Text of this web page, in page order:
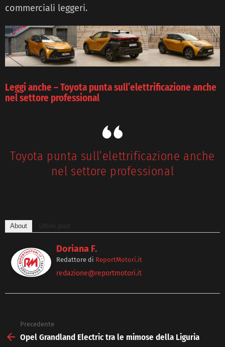
commerciali leggeri.
Leggi anche – Toyota punta sull’elettrificazione anche
nel settore professional
Toyota punta sull’elettrificazione anche
nel settore professional
About Ultimi post
Doriana F.
Redattore di ReportMotori.it
redazione@reportmotori.it
more
Precedente
Opel Grandland Electric tra le mimose della Liguria